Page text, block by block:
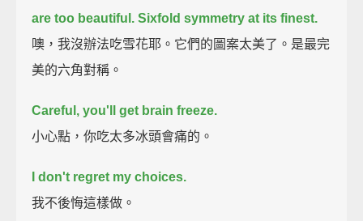
are too beautiful. Sixfold symmetry at its finest.
噢，我沒辦法吃雪花耶。它們的圖案太美了。是最完
美的六角對稱。
Careful, you'll get brain freeze.
小心點，你吃太多冰頭會痛的。
I don't regret my choices.
我不後悔這樣做。